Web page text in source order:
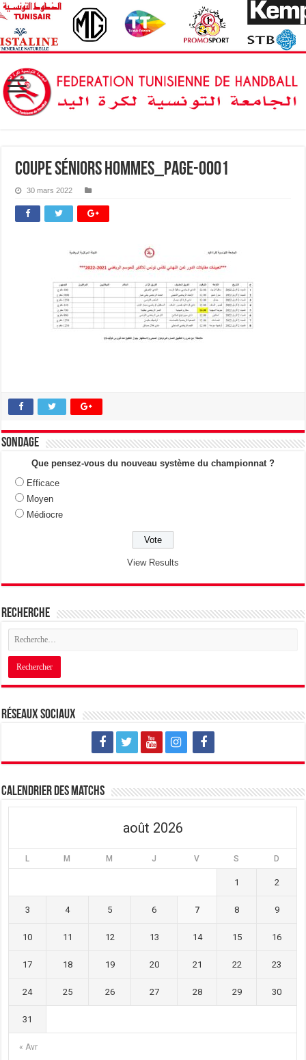
coupe séniors hommes_page-0001
30 mars 2022
Sondage
Que pensez-vous du nouveau système du championnat ?
Efficace
Moyen
Médiocre
View Results
Recherche
Réseaux sociaux
Calendrier des matchs
août 2026
L M M J V S D
« Avr
1 2
3 4 5 6 7 8 9
10 11 12 13 14 15 16
17 18 19 20 21 22 23
24 25 26 27 28 29 30
31